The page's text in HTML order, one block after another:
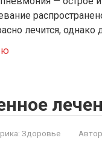
лечится, однако
Здоровье